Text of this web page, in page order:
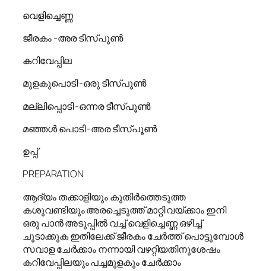
വെളിച്ചെണ്ണ
ജീരകം -അര ടീസ്പൂൺ
കറിവേപ്പില
മുളകുപൊടി -ഒരു ടീസ്പൂൺ
മല്ലിപ്പൊടി -ഒന്നര ടീസ്പൂൺ
മഞ്ഞൾ പൊടി -അര ടീസ്പൂൺ
ഉപ്പ്
PREPARATION
ആദ്യം തക്കാളിയും കുതിർത്തെടുത്ത
കശുവണ്ടിയും അരച്ചെടുത്ത് മാറ്റി വയ്ക്കാം ഇനി
ഒരു പാൻ അടുപ്പിൽ വച്ച് വെളിച്ചെണ്ണ ഒഴിച്ച്
ചൂടാക്കുക ഇതിലേക്ക് ജീരകം ചേർത്ത് പൊട്ടുമ്പോൾ
സവാള ചേർക്കാം നന്നായി വഴറ്റിയതിനുശേഷം
കറിവേപ്പിലയും പച്ചമുളകും ചേർക്കാം